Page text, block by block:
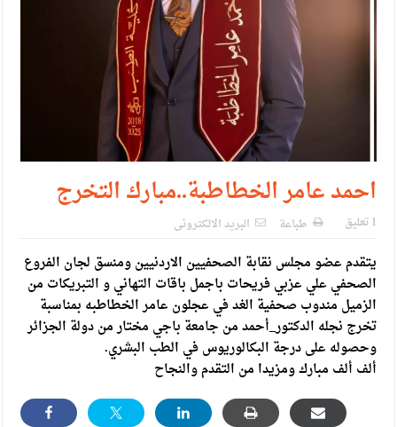
دعوة المكلفين بخدمة العلم (الدفعة الثالثة) إلى مراجعة منصة خدمة
العلم
الملك يلتقي مجموعة من رفاق السلاح
الملك يتلقى اتصالا هاتفيا من العاهل البحريني
القاضي محمود أحمد فريحات.. مبارك ومزيدا من التوفيق
احمد عامر الخطاطبة..مبارك التخرج
1 تعليق طباعة البريد الالكترونى
يتقدم عضو مجلس نقابة الصحفيين الاردنيين ومنسق لجان الفروع
الصحفي علي عزبي فريحات باجمل باقات التهاني و التبريكات من
الزميل مندوب صحفية الغد في عجلون عامر الخطاطبه بمناسبة
تخرج نجله الدكتور_أحمد من جامعة باجي مختار من دولة الجزائر
وحصوله على درجة البكالوريوس في الطب البشري.
ألف ألف مبارك ومزيدا من التقدم والنجاح